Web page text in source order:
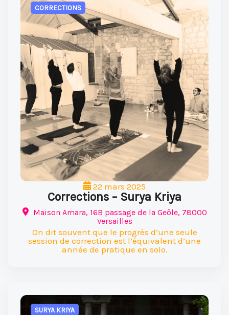
CORRECTIONS
22 mars 2025
Corrections – Surya Kriya
Maison Amara, 16B passage de la Geôle, 78000
Versailles
On dit souvent que le progrès d’une seule
session de correction est l’équivalent d’une
année de pratique en solo.
SURYA KRIYA